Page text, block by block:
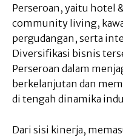
Perseroan, yaitu hotel
community living,
pergudangan, serta
Diversifikasi bisnis
Perseroan dalam
berkelanjutan dan
di tengah dinamika
Dari sisi kinerja,